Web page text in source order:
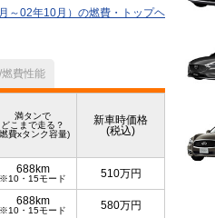
～02年10月）の燃費・トップヘ
費性能
満タンで
どこまで走る？
費xタンク容量)
新車時価格
(税込)
688km
※10・15モード 510万円
688km
※10・15モード 580万円